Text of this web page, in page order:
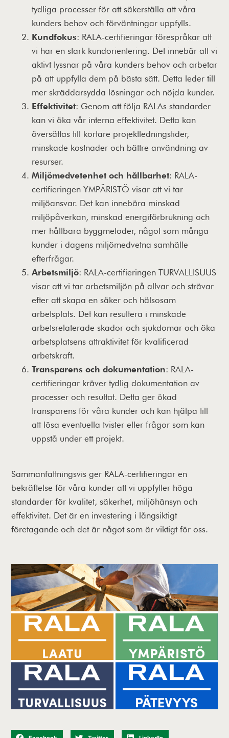
tydliga processer för att säkerställa att våra
kunders behov och förväntningar uppfylls.
Kundfokus: RALA-certifieringar förespråkar att
vi har en stark kundorientering. Det innebär att vi
aktivt lyssnar på våra kunders behov och arbetar
på att uppfylla dem på bästa sätt. Detta leder till
mer skräddarsydda lösningar och nöjda kunder.
Effektivitet: Genom att följa RALAs standarder
kan vi öka vår interna effektivitet. Detta kan
översättas till kortare projektledningstider,
minskade kostnader och bättre användning av
resurser.
Miljömedvetenhet och hållbarhet: RALA-
certifieringen YMPÄRISTÖ visar att vi tar
miljöansvar. Det kan innebära minskad
miljöpåverkan, minskad energiförbrukning och
mer hållbara byggmetoder, något som många
kunder i dagens miljömedvetna samhälle
efterfrågar.
Arbetsmiljö: RALA-certifieringen TURVALLISUUS
visar att vi tar arbetsmiljön på allvar och strävar
efter att skapa en säker och hälsosam
arbetsplats. Det kan resultera i minskade
arbetsrelaterade skador och sjukdomar och öka
arbetsplatsens attraktivitet för kvalificerad
arbetskraft.
Transparens och dokumentation: RALA-
certifieringar kräver tydlig dokumentation av
processer och resultat. Detta ger ökad
transparens för våra kunder och kan hjälpa till
att lösa eventuella tvister eller frågor som kan
uppstå under ett projekt.
Sammanfattningsvis ger RALA-certifieringar en
bekräftelse för våra kunder att vi uppfyller höga
standarder för kvalitet, säkerhet, miljöhänsyn och
effektivitet. Det är en investering i långsiktigt
företagande och det är något som är viktigt för oss.